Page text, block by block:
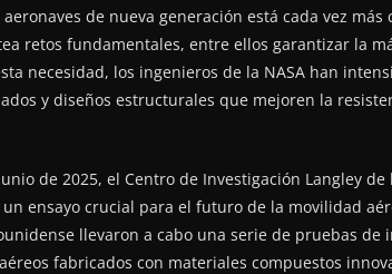
de nueva generación está cada vez
retos fundamentales, entre ellos garantizar la
necesidad, los ingenieros de la NASA han
y diseños estructurales que mejoren la
de 2025, el Centro de Investigación Langley
ensayo crucial para el futuro de la movilidad
llevaron a cabo una serie de pruebas
fabricados con materiales compuestos